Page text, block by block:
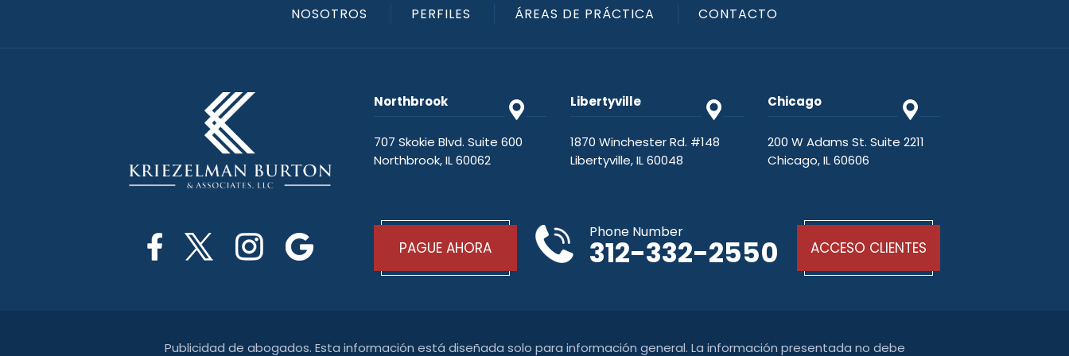
NOSOTROS PERFILES ÁREAS DE PRÁCTICA CONTACTO
Northbrook
707 Skokie Blvd. Suite 600
Northbrook, IL 60062
Libertyville
1870 Winchester Rd. #148
Libertyville, IL 60048
Chicago
200 W Adams St. Suite 2211
Chicago, IL 60606
PAGUE AHORA
Phone Number
312-332-2550 ACCESO CLIENTES
Publicidad de abogados. Esta información está diseñada solo para información general. La información presentada no debe